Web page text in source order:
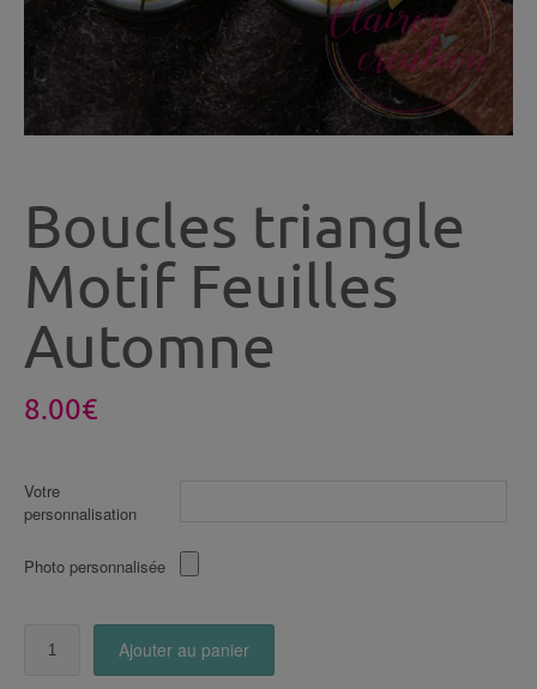
Boucles triangle
Motif Feuilles
Automne
8.00€
Votre
personnalisation
Photo personnalisée
Ajouter au panier